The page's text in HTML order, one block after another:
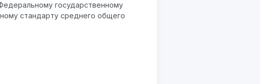
государственному
стандарту среднего общего